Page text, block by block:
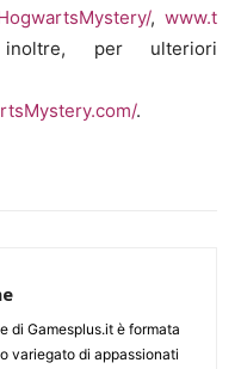
, www.t
per ulteriori
.
di Gamesplus.it è formata
variegato di appassionati